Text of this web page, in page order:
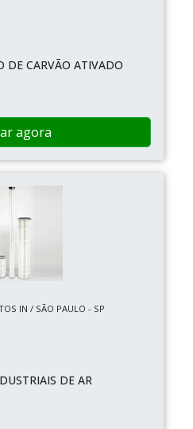
DE CARVÃO ATIVADO
agora
IN / SÃO PAULO - SP
DE AR